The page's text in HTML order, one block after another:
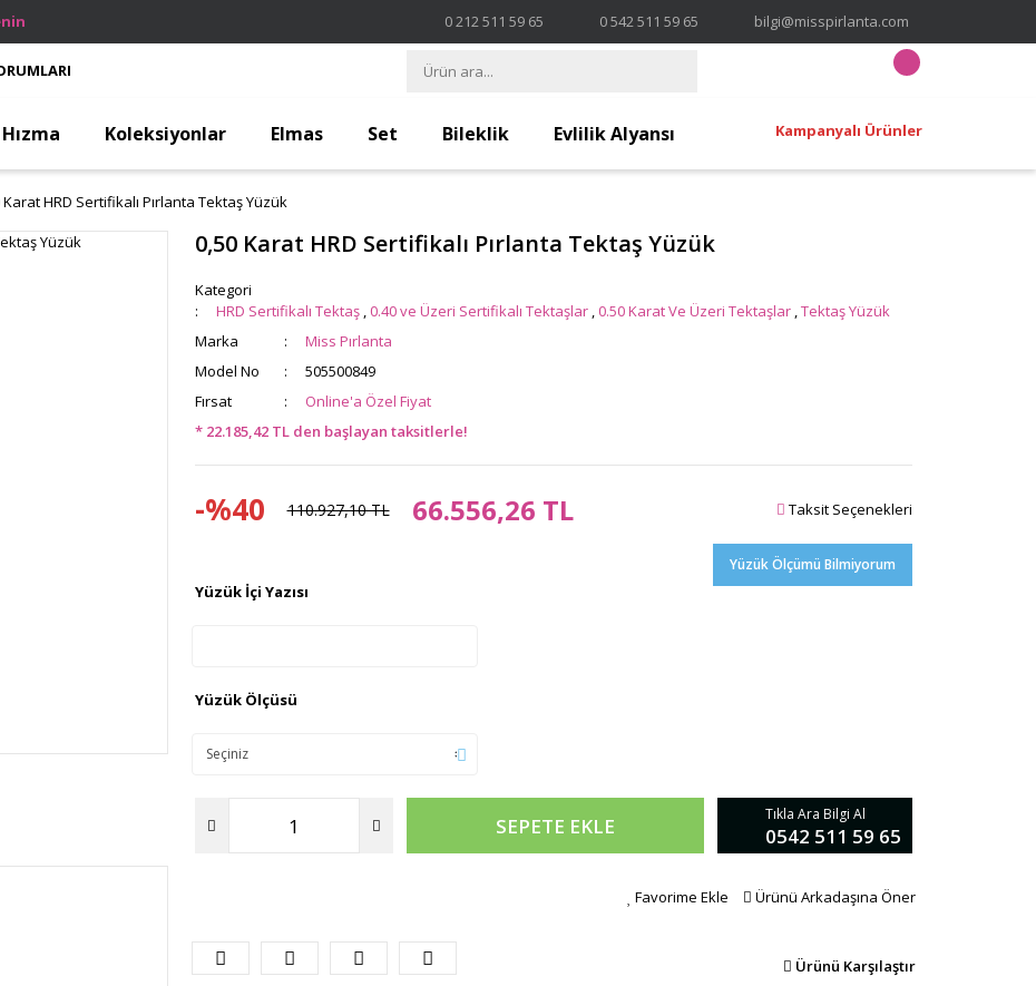
0 212 511 59 65 0 542 511 59 65 bilgi@misspirlanta.com
Hızma Koleksiyonlar Elmas Set Bileklik Evlilik Alyansı Kampanyalı Ürünler
Karat HRD Sertifikalı Pırlanta Tektaş Yüzük
0,50 Karat HRD Sertifikalı Pırlanta Tektaş Yüzük
Kategori
HRD Sertifikalı Tektaş ,0.40 ve Üzeri Sertifikalı Tektaşlar ,0.50 Karat Ve Üzeri Tektaşlar ,Tektaş Yüzük
Marka
Miss Pırlanta
Model No
505500849
Fırsat
Online'a Özel Fiyat
* 22.185,42 TL den başlayan taksitlerle!
-%40 110.927,10 TL 66.556,26 TL Taksit Seçenekleri
Yüzük Ölçümü Bilmiyorum
Yüzük İçi Yazısı
Yüzük Ölçüsü
SEPETE EKLE Tıkla Ara Bilgi Al
0542 511 59 65
Favorime Ekle Ürünü Arkadaşına Öner
Ürünü Karşılaştır